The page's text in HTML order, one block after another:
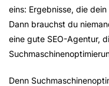
eins: Ergebnisse, die
Dann brauchst du
eine gute SEO-Agentur,
Denn